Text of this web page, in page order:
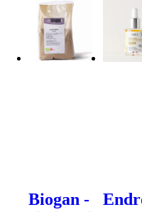
Biogan -